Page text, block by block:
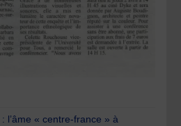
l’âme « centre-france » à